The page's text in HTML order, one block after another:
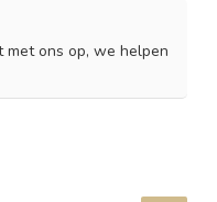
met ons op, we helpen